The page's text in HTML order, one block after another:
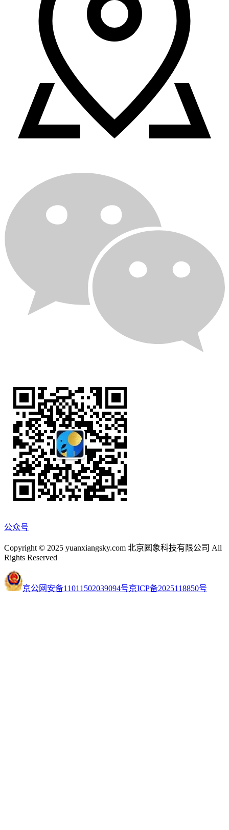
公众号
Copyright © 2025 yuanxiangsky.com 北京圆象科技有限公司 All
Rights Reserved
京公网安备11011502039094号京ICP备2025118850号